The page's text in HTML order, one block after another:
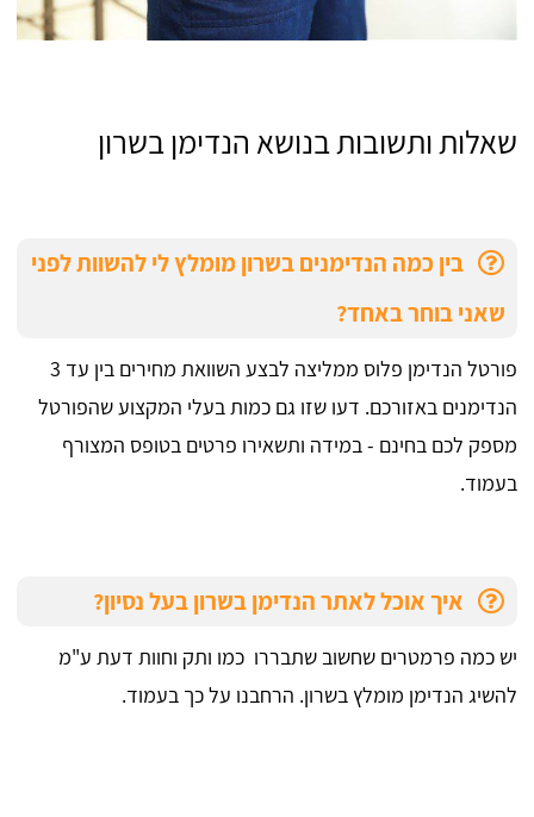
שאלות ותשובות בנושא הנדימן בשרון
בין כמה הנדימנים בשרון מומלץ לי להשוות לפני
שאני בוחר באחד?
פורטל הנדימן פלוס ממליצה לבצע השוואת מחירים בין עד 3
הנדימנים באזורכם. דעו שזו גם כמות בעלי המקצוע שהפורטל
מספק לכם בחינם - במידה ותשאירו פרטים בטופס המצורף
בעמוד.
איך אוכל לאתר הנדימן בשרון בעל נסיון?
יש כמה פרמטרים שחשוב שתבררו כמו ותק וחוות דעת ע"מ
להשיג הנדימן מומלץ בשרון. הרחבנו על כך בעמוד.